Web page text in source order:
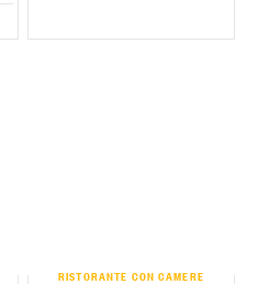
RISTORANTE CON CAMERE